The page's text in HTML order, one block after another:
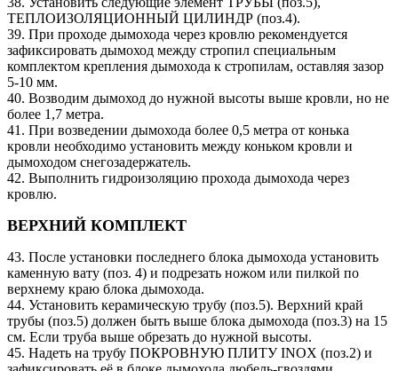
ТЕПЛОИЗОЛЯЦИОННЫЙ ЦИЛИНДР (поз.4).
39. При проходе дымохода через кровлю рекомендуется
зафиксировать дымоход между стропил специальным
комплектом крепления дымохода к стропилам, оставляя зазор
5-10 мм.
40. Возводим дымоход до нужной высоты выше кровли, но не
более 1,7 метра.
41. При возведении дымохода более 0,5 метра от конька
кровли необходимо установить между коньком кровли и
дымоходом снегозадержатель.
42. Выполнить гидроизоляцию прохода дымохода через
кровлю.
ВЕРХНИЙ КОМПЛЕКТ
43. После установки последнего блока дымохода установить
каменную вату (поз. 4) и подрезать ножом или пилкой по
верхнему краю блока дымохода.
44. Установить керамическую трубу (поз.5). Верхний край
трубы (поз.5) должен быть выше блока дымохода (поз.3) на 15
см. Если труба выше обрезать до нужной высоты.
45. Надеть на трубу ПОКРОВНУЮ ПЛИТУ INOX (поз.2) и